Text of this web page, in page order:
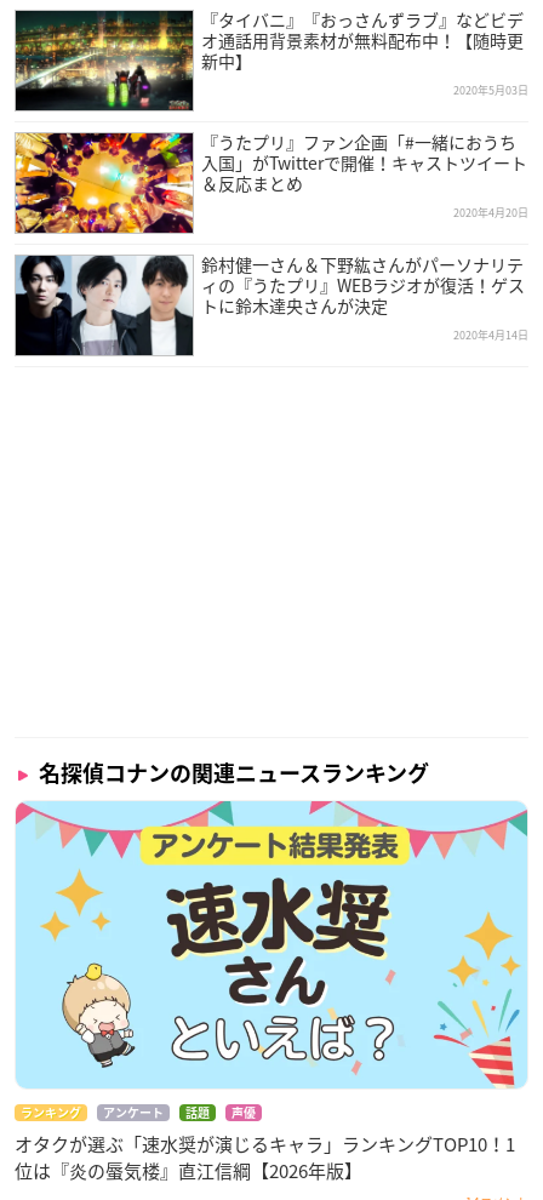
『タイバニ』『おっさんずラブ』などビデ
オ通話用背景素材が無料配布中！【随時更
新中】
2020年5月03日
『うたプリ』ファン企画「#一緒におうち
入国」がTwitterで開催！キャストツイート
＆反応まとめ
2020年4月20日
鈴村健一さん＆下野紘さんがパーソナリテ
ィの『うたプリ』WEBラジオが復活！ゲス
トに鈴木達央さんが決定
2020年4月14日
名探偵コナンの関連ニュースランキング
ランキング アンケート 話題 声優
オタクが選ぶ「速水奨が演じるキャラ」ランキングTOP10！1
位は『炎の蜃気楼』直江信綱【2026年版】